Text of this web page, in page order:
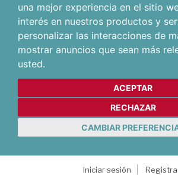
una mejor experiencia en el sitio
interés en nuestros productos y
personalizar las interacciones de
mostrar anuncios que sean más
usted.
ACEPTAR
RECHAZAR
CAMBIAR
Iniciar sesión